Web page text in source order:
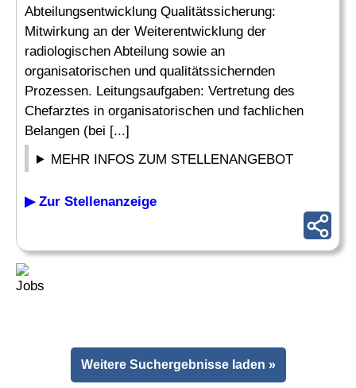
Abteilungsentwicklung Qualitätssicherung:
Mitwirkung an der Weiterentwicklung der
radiologischen Abteilung sowie an
organisatorischen und qualitätssichernden
Prozessen. Leitungsaufgaben: Vertretung des
Chefarztes in organisatorischen und fachlichen
Belangen (bei [...]
MEHR INFOS ZUM STELLENANGEBOT
▶ Zur Stellenanzeige
Weitere Suchergebnisse laden »